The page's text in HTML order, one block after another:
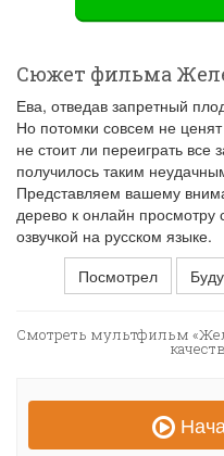
Сюжет фильма
Ева, отведав запретный
Но потомки совсем не
не стоит ли переиграть все
получилось таким
Представляем вашему
дерево к онлайн просмотру
озвучкой на русском языке.
Посмотрел
Смотреть мультфильм